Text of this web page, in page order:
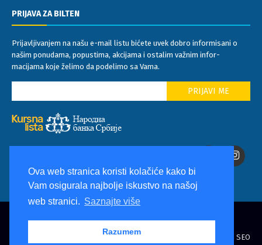
Ova web stranica koristi kolačiće kako bi
Vam osigurala najbolje iskustvo na našoj
web stranici. Saznajte više
Razumem
PRIJAVA ZA BILTEN
Prijavljivanjem na našu e-mail listu bićete uvek dobro informisani o
našim ponudama, popustima, akcijama i ostalim važnim infor-
macijama koje želimo da podelimo sa Vama.
/ Programming by
/ SEO